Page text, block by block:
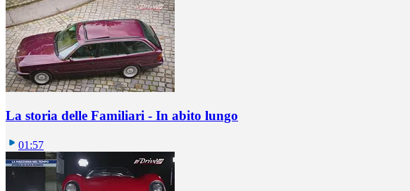
La storia delle Familiari - In abito lungo
01:57